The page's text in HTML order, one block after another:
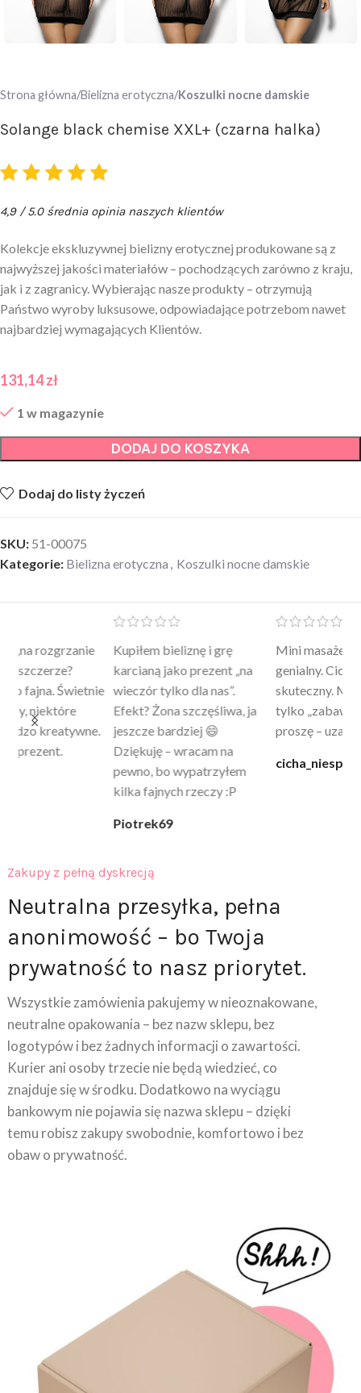
Strona główna Bielizna erotyczna Koszulki nocne damskie
Solange black chemise XXL+ (czarna halka)
4,9 / 5.0 średnia opinia naszych klientów
Kolekcje ekskluzywnej bielizny erotycznej produkowane są z
najwyższej jakości materiałów – pochodzących zarówno z kraju,
jak i z zagranicy. Wybierając nasze produkty – otrzymują
Państwo wyroby luksusowe, odpowiadające potrzebom nawet
najbardziej wymagających Klientów.
131,14zł
1 w magazynie
DODAJ DO KOSZYKA
Dodaj do listy życzeń
SKU: 51-00075
Kategorie: Bielizna erotyczna , Koszulki nocne damskie
Mini masażer jest…
genialny. Cichy, poręczny,
skuteczny. Myślałam, że to
tylko „zabawka”, a tu
proszę – uzależnia 😅
cicha_niespodzianka
Ten żel intymny to był
strzał w 10 – nie tylko
poprawia komfort, ale też
daje przyjemne uczucie
ciepła. Nie uczula, bez
zapachu. Kupuję już 3 raz i
na pewno nie raz kupie
klaudia_xx
Neutralna przesyłka, pełna
anonimowość – bo Twoja
prywatność to nasz priorytet.
Wszystkie zamówienia pakujemy w nieoznakowane,
neutralne opakowania – bez nazw sklepu, bez
logotypów i bez żadnych informacji o zawartości.
Kurier ani osoby trzecie nie będą wiedzieć, co
znajduje się w środku. Dodatkowo na wyciągu
bankowym nie pojawia się nazwa sklepu – dzięki
temu robisz zakupy swobodnie, komfortowo i bez
obaw o prywatność.